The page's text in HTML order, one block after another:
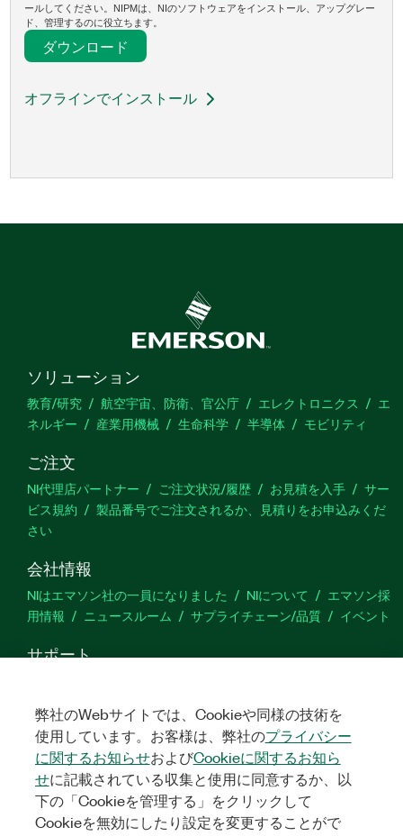
ールしてください。NIPMは、NIのソフトウェアをインストール、アップグレー
ド、管理するのに役立ちます。
ダウンロード
オフラインでインストール
ソリューション
教育/研究 航空宇宙、防衛、官公庁 エレクトロニクス
エ
ネルギー
産業用機械 生命科学 半導体 モビリティ
ご注文
NI代理店パートナー ご注文状況/履歴 お見積を入手
サー
ビス規約
製品番号でご注文されるか、見積りをお申込みくだ
さい
会社情報
NIはエマソン社の一員になりました NIについて
エマソン採
用情報
ニュースルーム サプライチェーン/品質 イベント
サポート
するご意見
TwitterYouTube
弊社のWebサイトでは、Cookieや同様の技術を
使用しています。お客様は、弊社のプライバシー
に関するお知らせおよびCookieに関するお知ら
せに記載されている収集と使用に同意するか、以
下の「Cookieを管理する」をクリックして
Cookieを無効にしたり設定を変更することがで